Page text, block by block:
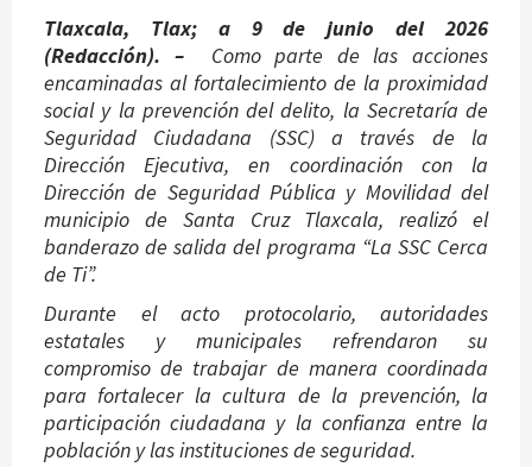
Tlaxcala, Tlax; a 9 de junio del 2026
(Redacción). – Como parte de las acciones
encaminadas al fortalecimiento de la proximidad
social y la prevención del delito, la Secretaría de
Seguridad Ciudadana (SSC) a través de la
Dirección Ejecutiva, en coordinación con la
Dirección de Seguridad Pública y Movilidad del
municipio de Santa Cruz Tlaxcala, realizó el
banderazo de salida del programa “La SSC Cerca
de Ti”.
Durante el acto protocolario, autoridades
estatales y municipales refrendaron su
compromiso de trabajar de manera coordinada
para fortalecer la cultura de la prevención, la
participación ciudadana y la confianza entre la
población y las instituciones de seguridad.